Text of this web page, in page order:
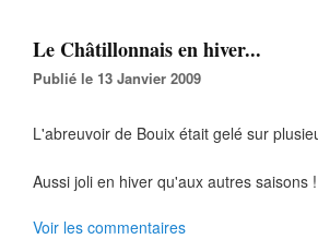
Le Châtillonnais en hiver...
Publié le 13 Janvier 2009
L'abreuvoir de Bouix était gelé sur
Aussi joli en hiver qu'aux autres saisons !
Voir les commentaires